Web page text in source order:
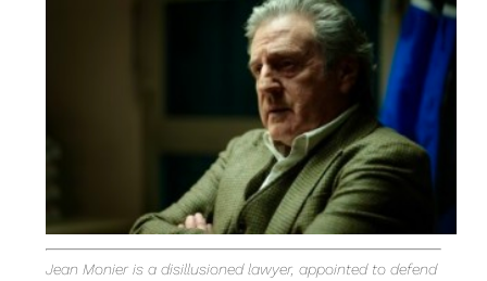
Jean Monier is a disillusioned lawyer, appointed to defend